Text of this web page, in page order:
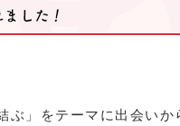
ぶ」をテーマに出会い